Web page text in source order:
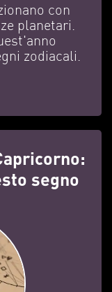
con
planetari.
zodiacali.
segno